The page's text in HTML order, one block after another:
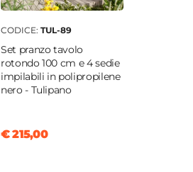
CODICE: TUL-89
Set pranzo tavolo
rotondo 100 cm e 4 sedie
impilabili in polipropilene
nero - Tulipano
€ 215,00